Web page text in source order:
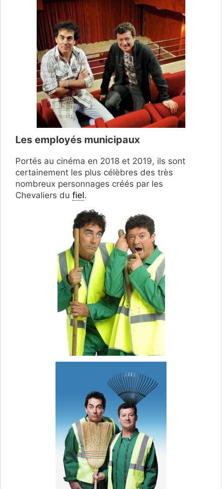
Les employés municipaux
Portés au cinéma en 2018 et 2019, ils sont
certainement les plus célèbres des très
nombreux personnages créés par les
Chevaliers du fiel.